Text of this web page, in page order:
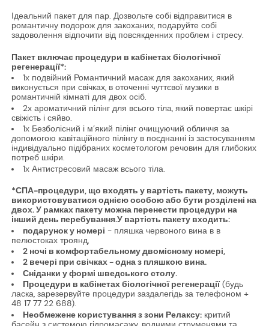
Ідеальний пакет для пар. Дозвольте собі відправитися в
романтичну подорож для закоханих, подаруйте собі
задоволення відпочити від повсякденних проблем і стресу.
Пакет включає процедури в кабінетах біологічної
регенерації*:
1x подвійний Романтичний масаж для закоханих, який
виконується при свічках, в оточенні чуттєвої музики в
романтичній кімнаті для двох осіб.
2x ароматичний пілінг для всього тіла, який повертає шкірі
свіжість і сяйво.
1x Безболісний і м’який пілінг очищуючий обличчя за
допомогою кавітаційного пілінгу в поєднанні із застосуванням
індивідуально підібраних косметологом речовин для глибоких
потреб шкіри.
1x Антистресовий масаж всього тіла.
*СПА-процедури, що входять у вартість пакету, можуть
використовуватися однією особою або бути розділені на
двох. У рамках пакету можна перенести процедури на
інший день перебування.У вартість пакету входить:
подарунок у номері - пляшка червоного вина в в
пелюстоках троянд,
2 ночі в комфортабельному двомісному номері,
2 вечері при свічках - одна з пляшкою вина.
Сніданки у формі шведського столу.
Процедури в кабінетах біологічної регенерації(будь
ласка, зарезервуйте процедури заздалегідь за телефоном +
48 17 77 22 688).
Необмежене користування з зони Релаксу:критий